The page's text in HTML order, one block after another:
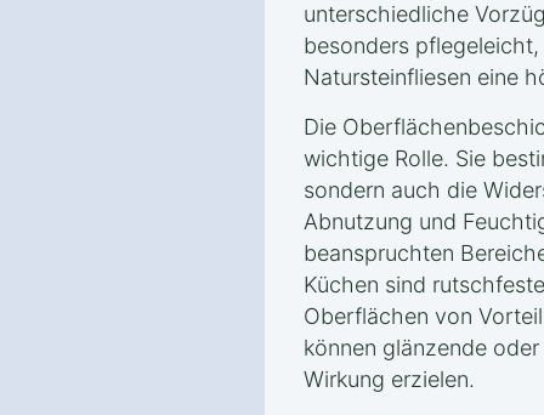
unterschiedliche
besonders
Natursteinfliesen eine
Die
wichtige Rolle. Sie
sondern auch die
Abnutzung und
beanspruchten
Küchen sind
Oberflächen von
können glänzende
Wirkung erzielen.